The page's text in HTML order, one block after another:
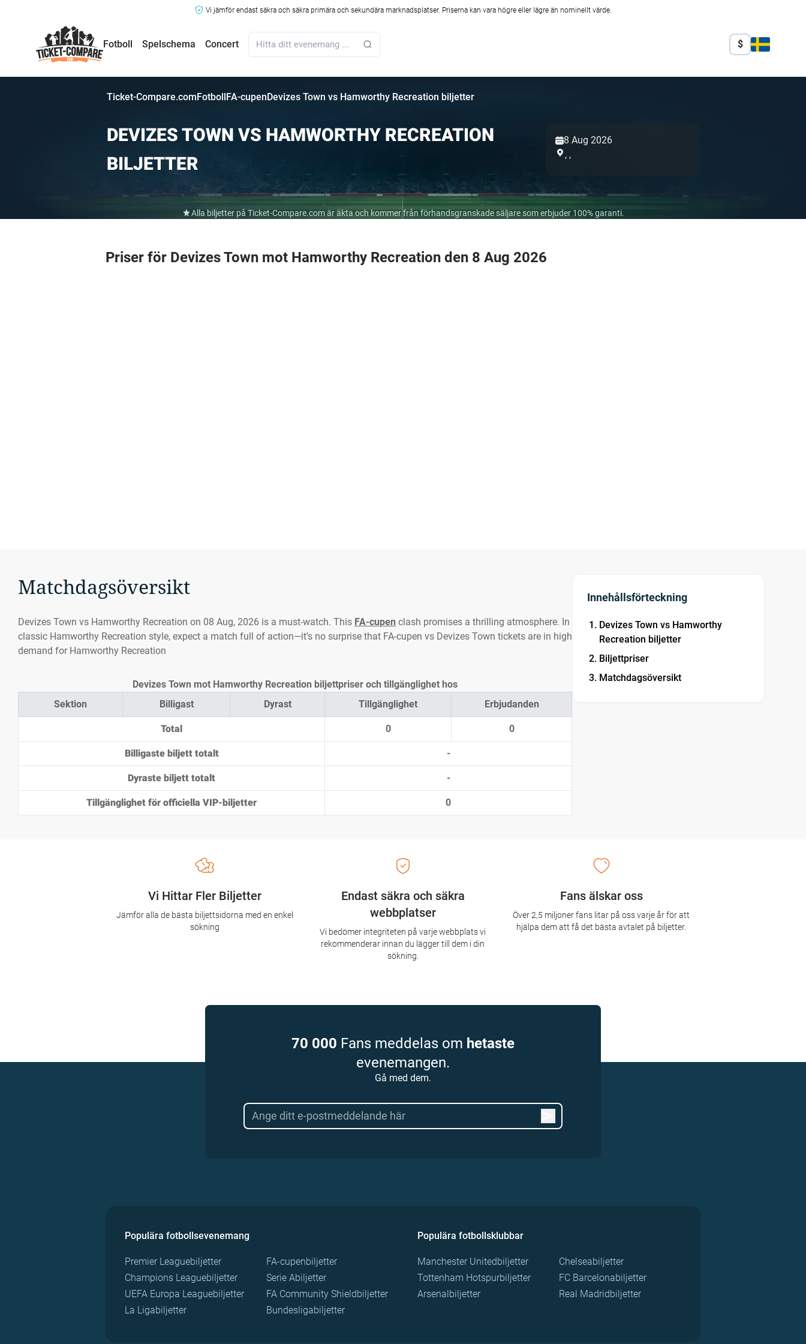
Vi jämför endast säkra och säkra primära och sekundära marknadsplatser. Priserna kan vara högre eller lägre än nominellt värde.
Fotboll Spelschema Concert $
Ticket-Compare.comFotbollFA-cupenDevizes Town vs Hamworthy Recreation biljetter
DEVIZES TOWN VS HAMWORTHY RECREATION
BILJETTER
8 Aug 2026
, ,
Alla biljetter på Ticket-Compare.com är äkta och kommer från förhandsgranskade säljare som erbjuder 100% garanti.
Priser för Devizes Town mot Hamworthy Recreation den 8 Aug 2026
Matchdagsöversikt
Devizes Town vs Hamworthy Recreation on 08 Aug, 2026 is a must-watch. This FA-cupen clash promises a thrilling atmosphere. In
classic Hamworthy Recreation style, expect a match full of action—it's no surprise that FA-cupen vs Devizes Town tickets are in high
demand for Hamworthy Recreation
Sektion Billigast Dyrast Tillgänglighet Erbjudanden
Total 0 0
Billigaste biljett totalt -
Dyraste biljett totalt -
Tillgänglighet för officiella VIP-biljetter 0
Devizes Town mot Hamworthy Recreation biljettpriser och tillgänglighet hos
Innehållsförteckning
Devizes Town vs Hamworthy
Recreation biljetter
Biljettpriser
Matchdagsöversikt
Endast säkra och säkra
webbplatser
Vi bedömer integriteten på varje webbplats vi
rekommenderar innan du lägger till dem i din
sökning.
Vi Hittar Fler Biljetter
Jämför alla de bästa biljettsidorna med en enkel
sökning
Fans älskar oss
Över 2,5 miljoner fans litar på oss varje år för att
hjälpa dem att få det bästa avtalet på biljetter.
70 000 Fans meddelas om hetaste
evenemangen.
Gå med dem.
Populära fotbollsevenemang
Premier Leaguebiljetter
Champions Leaguebiljetter
UEFA Europa Leaguebiljetter
La Ligabiljetter
FA-cupenbiljetter
Serie Abiljetter
FA Community Shieldbiljetter
Bundesligabiljetter
Populära fotbollsklubbar
Manchester Unitedbiljetter
Tottenham Hotspurbiljetter
Arsenalbiljetter
Chelseabiljetter
FC Barcelonabiljetter
Real Madridbiljetter